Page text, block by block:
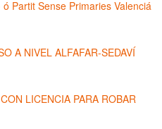
Partit Sense Primaries Valenciá
A NIVEL ALFAFAR-SEDAVÍ
LICENCIA PARA ROBAR